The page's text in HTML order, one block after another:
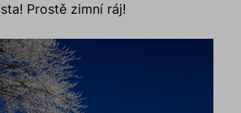
Prostě zimní ráj!